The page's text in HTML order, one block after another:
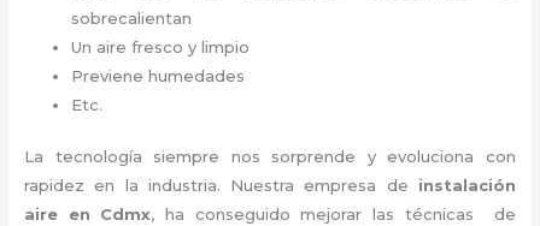
sobrecalientan
Un aire fresco y limpio
Previene humedades
Etc.
La tecnología siempre nos sorprende y evoluciona con
rapidez en la industria. Nuestra empresa de instalación
aire en Cdmx, ha conseguido mejorar las técnicas de